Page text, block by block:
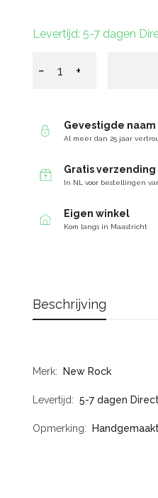
Levertijd: 5-7 dagen
− +
Gevestigde naam
Al meer dan 25 jaar
Gratis verzending
In NL voor bestellingen
Eigen winkel
Kom langs in Maastricht
Beschrijving
Merk New Rock
Levertijd 5-7 dagen
Opmerking